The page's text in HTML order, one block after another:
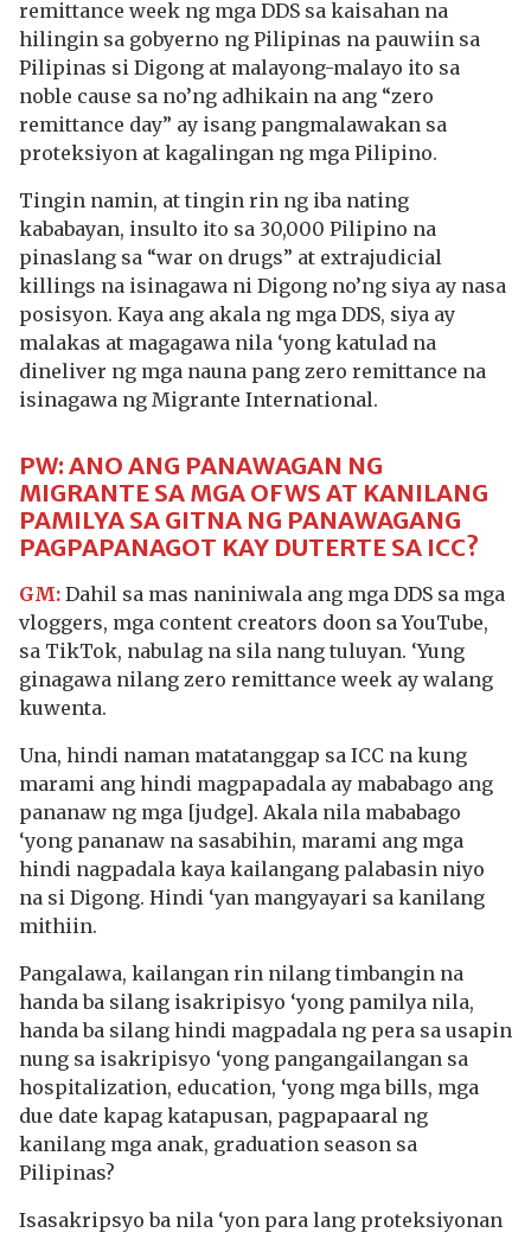
remittance week ng mga DDS sa kaisahan na
hilingin sa gobyerno ng Pilipinas na pauwiin sa
Pilipinas si Digong at malayong-malayo ito sa
noble cause sa no’ng adhikain na ang “zero
remittance day” ay isang pangmalawakan sa
proteksiyon at kagalingan ng mga Pilipino.
Tingin namin, at tingin rin ng iba nating
kababayan, insulto ito sa 30,000 Pilipino na
pinaslang sa “war on drugs” at extrajudicial
killings na isinagawa ni Digong no’ng siya ay nasa
posisyon. Kaya ang akala ng mga DDS, siya ay
malakas at magagawa nila ‘yong katulad na
dineliver ng mga nauna pang zero remittance na
isinagawa ng Migrante International.
PW: ANO ANG PANAWAGAN NG
MIGRANTE SA MGA OFWS AT KANILANG
PAMILYA SA GITNA NG PANAWAGANG
PAGPAPANAGOT KAY DUTERTE SA ICC?
GM: Dahil sa mas naniniwala ang mga DDS sa mga
vloggers, mga content creators doon sa YouTube,
sa TikTok, nabulag na sila nang tuluyan. ‘Yung
ginagawa nilang zero remittance week ay walang
kuwenta.
Una, hindi naman matatanggap sa ICC na kung
marami ang hindi magpapadala ay mababago ang
pananaw ng mga [judge]. Akala nila mababago
‘yong pananaw na sasabihin, marami ang mga
hindi nagpadala kaya kailangang palabasin niyo
na si Digong. Hindi ‘yan mangyayari sa kanilang
mithiin.
Pangalawa, kailangan rin nilang timbangin na
handa ba silang isakripisyo ‘yong pamilya nila,
handa ba silang hindi magpadala ng pera sa usapin
nung sa isakripisyo ‘yong pangangailangan sa
hospitalization, education, ‘yong mga bills, mga
due date kapag katapusan, pagpapaaral ng
kanilang mga anak, graduation season sa
Pilipinas?
Isasakripsyo ba nila ‘yon para lang proteksiyonan